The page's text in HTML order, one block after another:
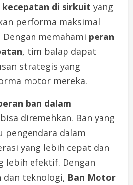
kecepatan di sirkuit yang
performa maksimal
memahami peran
, tim balap dapat
strategis yang
motor mereka.
ban dalam
diremehkan. Ban yang
pengendara dalam
yang lebih cepat dan
lebih efektif. Dengan
dan teknologi, Ban Motor